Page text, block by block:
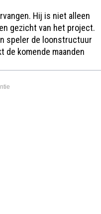
Hij is niet alleen
gezicht van het project.
speler de loonstructuur
de komende maanden